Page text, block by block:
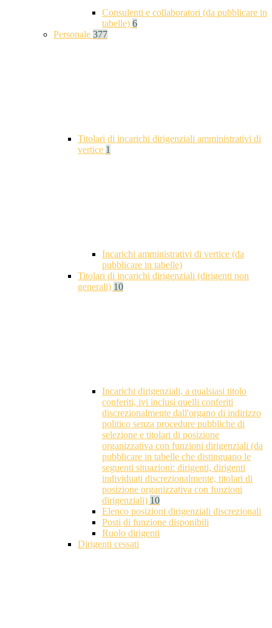
Consulenti e collaboratori (da pubblicare in
tabelle) 6
Personale 377
Titolari di incarichi dirigenziali amministrativi di
vertice 1
Incarichi amministrativi di vertice (da
pubblicare in tabelle)
Titolari di incarichi dirigenziali (dirigenti non
generali) 10
Incarichi dirigenziali, a qualsiasi titolo
conferiti, ivi inclusi quelli conferiti
discrezionalmente dall'organo di indirizzo
politico senza procedure pubbliche di
selezione e titolari di posizione
organizzativa con funzioni dirigenziali (da
pubblicare in tabelle che distinguano le
seguenti situazioni: dirigenti, dirigenti
individuati discrezionalmente, titolari di
posizione organizzativa con funzioni
dirigenziali) 10
Elenco posizioni dirigenziali discrezionali
Posti di funzione disponibili
Ruolo dirigenti
Dirigenti cessati